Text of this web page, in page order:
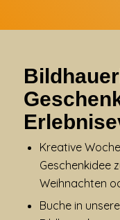
Kreative
Geschenkidee
Weihnachten
Buche in